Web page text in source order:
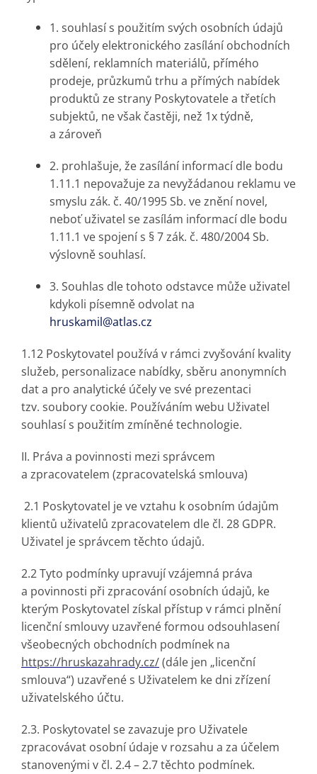
1. souhlasí s použitím svých osobních údajů
pro účely elektronického zasílání obchodních
sdělení, reklamních materiálů, přímého
prodeje, průzkumů trhu a přímých nabídek
produktů ze strany Poskytovatele a třetích
subjektů, ne však častěji, než 1x týdně,
a zároveň
2. prohlašuje, že zasílání informací dle bodu
1.11.1 nepovažuje za nevyžádanou reklamu ve
smyslu zák. č. 40/1995 Sb. ve znění novel,
neboť uživatel se zasílám informací dle bodu
1.11.1 ve spojení s § 7 zák. č. 480/2004 Sb.
výslovně souhlasí.
3. Souhlas dle tohoto odstavce může uživatel
kdykoli písemně odvolat na
hruskamil@atlas.cz
1.12 Poskytovatel používá v rámci zvyšování kvality
služeb, personalizace nabídky, sběru anonymních
dat a pro analytické účely ve své prezentaci
tzv. soubory cookie. Používáním webu Uživatel
souhlasí s použitím zmíněné technologie.
II. Práva a povinnosti mezi správcem
a zpracovatelem (zpracovatelská smlouva)
2.1 Poskytovatel je ve vztahu k osobním údajům
klientů uživatelů zpracovatelem dle čl. 28 GDPR.
Uživatel je správcem těchto údajů.
2.2 Tyto podmínky upravují vzájemná práva
a povinnosti při zpracování osobních údajů, ke
kterým Poskytovatel získal přístup v rámci plnění
licenční smlouvy uzavřené formou odsouhlasení
všeobecných obchodních podmínek na
https://hruskazahrady.cz/(dále jen „licenční
smlouva“) uzavřené s Uživatelem ke dni zřízení
uživatelského účtu.
2.3. Poskytovatel se zavazuje pro Uživatele
zpracovávat osobní údaje v rozsahu a za účelem
stanovenými v čl. 2.4 – 2.7 těchto podmínek.